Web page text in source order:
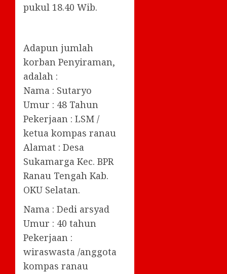
pukul 18.40 Wib.
Adapun jumlah
korban Penyiraman,
adalah :
Nama : Sutaryo
Umur : 48 Tahun
Pekerjaan : LSM /
ketua kompas ranau
Alamat : Desa
Sukamarga Kec. BPR
Ranau Tengah Kab.
OKU Selatan.
Nama : Dedi arsyad
Umur : 40 tahun
Pekerjaan :
wiraswasta /anggota
kompas ranau